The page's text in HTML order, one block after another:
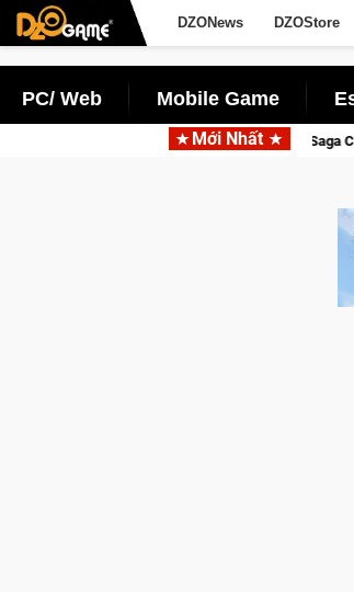
DZONews DZOStore
PC/ Web Mobile Game
Mới Nhất
Norse Saga Chính Thức Mở Cửa Closed